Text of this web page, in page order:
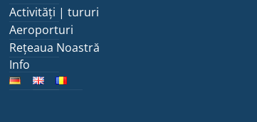
Activități | tururi
Aeroporturi
Rețeaua Noastră
Info